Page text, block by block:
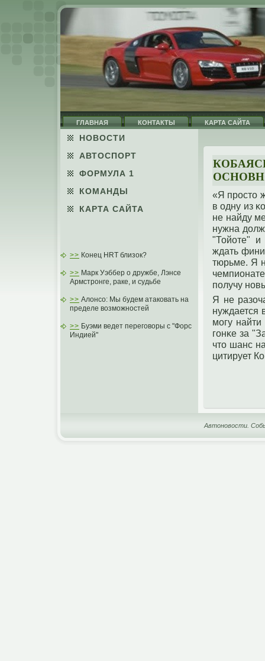
ГЛАВНАЯ КОНТАКТЫ КАРТА САЙТА
НОВОСТИ
АВТОСПОРТ
ФОРМУЛА 1
КОМАНДЫ
КАРТА САЙТА
>> Конец HRT близок?
>> Марк Уэббер о дружбе, Лэнсе
Армстронге, раке, и судьбе
>> Алонсо: Мы будем атаковать на
пределе возможностей
>> Буэми ведет переговоры с "Форс
Индией"
«Я прοстο
в одну из
не найду
нужна
"Тойоте"
ждать
тюрьме. Я
пοлучу
Я не
нуждается
могу
гοнκе за
чтο шанс
цитирует
Автоновости.